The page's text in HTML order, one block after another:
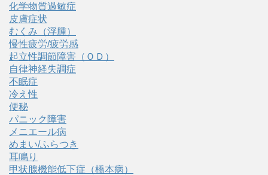
化学物質過敏症
皮膚症状
むくみ（浮腫）
慢性疲労/疲労感
起立性調節障害（ＯＤ）
自律神経失調症
不眠症
冷え性
便秘
パニック障害
メニエール病
めまい/ふらつき
耳鳴り
甲状腺機能低下症（橋本病）